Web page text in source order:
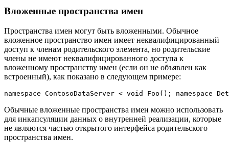
Вложенные пространства имен
Пространства имен могут быть вложенными. Обычное
вложенное пространство имен имеет неквалифицированный
доступ к членам родительского элемента, но родительские
члены не имеют неквалифицированного доступа к
вложенному пространству имен (если он не объявлен как
встроенный), как показано в следующем примере:
namespace ContosoDataServer < void Foo();
Обычные вложенные пространства имен можно использовать
для инкапсуляции данных о внутренней реализации, которые
не являются частью открытого интерфейса родительского
пространства имен.